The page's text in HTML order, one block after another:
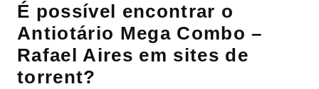
É possível encontrar o
Antiotário Mega Combo –
Rafael Aires em sites de
torrent?